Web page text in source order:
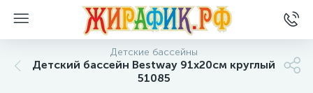
Детские бассейны
Детский бассейн Bestway 91х20см круглый
51085